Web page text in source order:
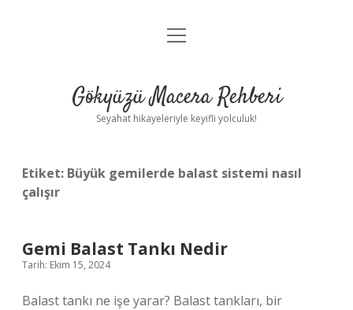
Anasayfa
Yasal Uyarı
menüyü
Gökyüzü Macera Rehberi
Seyahat hikayeleriyle keyifli yolculuk!
Etiket: Büyük gemilerde balast sistemi nasıl
çalışır
Gemi Balast Tankı Nedir
Tarih: Ekim 15, 2024
Balast tankı ne işe yarar? Balast tankları, bir